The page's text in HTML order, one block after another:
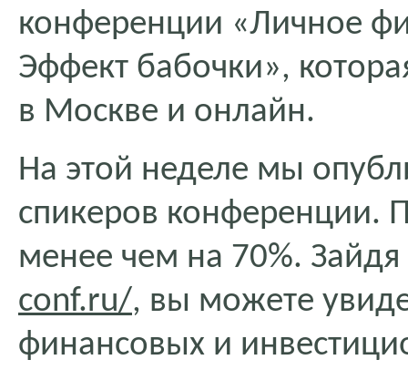
конференции «Личное
Эффект бабочки»,
в Москве и онлайн.
На этой неделе мы
спикеров конференции.
менее чем на 70%.
conf.ru/, вы можете
финансовых и